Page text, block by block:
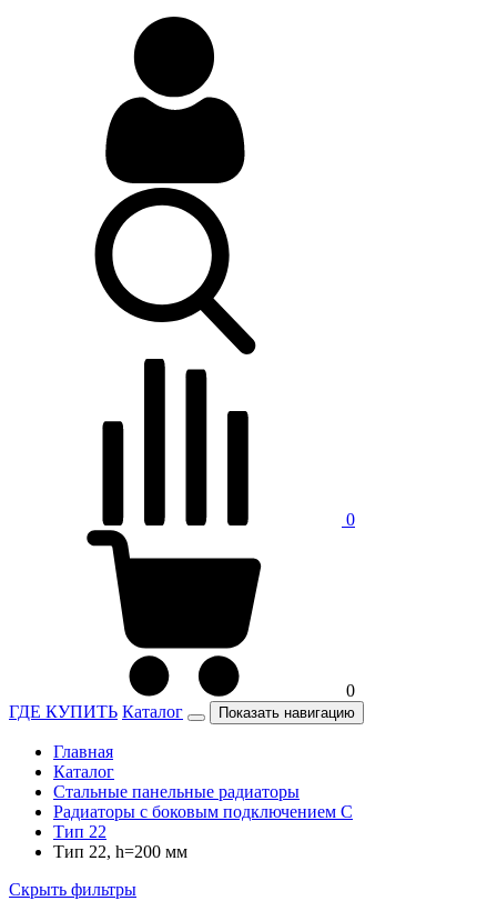
0
0
ГДЕ КУПИТЬ Каталог Показать навигацию
Главная
Каталог
Стальные панельные радиаторы
Радиаторы c боковым подключением C
Тип 22
Тип 22, h=200 мм
Скрыть фильтры